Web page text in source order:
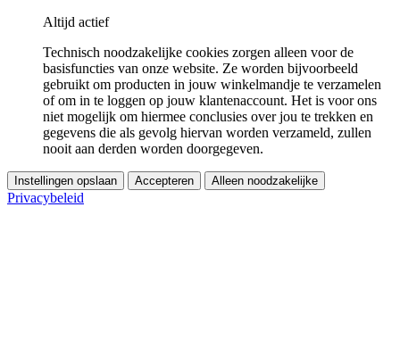
Altijd actief
Technisch noodzakelijke cookies zorgen alleen voor de
basisfuncties van onze website. Ze worden bijvoorbeeld
gebruikt om producten in jouw winkelmandje te verzamelen
of om in te loggen op jouw klantenaccount. Het is voor ons
niet mogelijk om hiermee conclusies over jou te trekken en
gegevens die als gevolg hiervan worden verzameld, zullen
nooit aan derden worden doorgegeven.
Instellingen opslaan Accepteren Alleen noodzakelijke
Privacybeleid